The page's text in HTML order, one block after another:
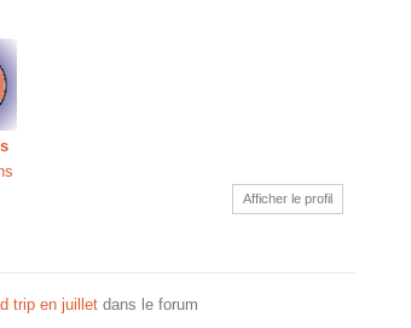
Afficher le profil
trip en juillet dans le forum